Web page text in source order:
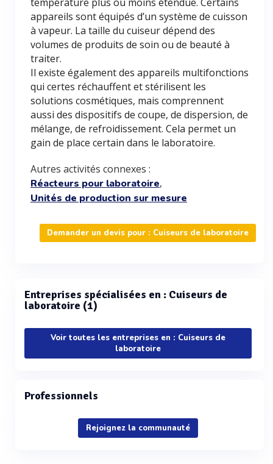
appareils sont équipés d’un système de cuisson
à vapeur. La taille du cuiseur dépend des
volumes de produits de soin ou de beauté à
traiter.
Il existe également des appareils multifonctions
qui certes réchauffent et stérilisent les
solutions cosmétiques, mais comprennent
aussi des dispositifs de coupe, de dispersion, de
mélange, de refroidissement. Cela permet un
gain de place certain dans le laboratoire.
Autres activités connexes :
Réacteurs pour laboratoire,
Unités de production sur mesure
Demander un devis pour : Cuiseurs de laboratoire
Entreprises spécialisées en : Cuiseurs de
laboratoire (1)
Voir toutes les entreprises en : Cuiseurs de
laboratoire
Professionnels
Rejoignez la communauté